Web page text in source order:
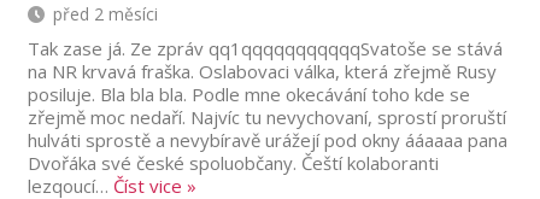
před 2 měsíci
Tak zase já. Ze zpráv qq1qqqqqqqqqqqSvatoše se stává
na NR krvavá fraška. Oslabovaci válka, která zřejmě Rusy
posiluje. Bla bla bla. Podle mne okecávání toho kde se
zřejmě moc nedaří. Najvíc tu nevychovaní, sprostí proruští
hulváti sprostě a nevybíravě urážejí pod okny ááaaaa pana
Dvořáka své české spoluobčany. Čeští kolaboranti
lezqoucí… Číst vice »